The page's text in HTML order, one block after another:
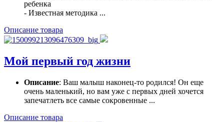
ребенка
- Известная методика ...
Описание товара
Мой первый год жизни
Описание: Ваш малыш наконец-то родился! Он еще
очень маленький, но вам уже с первых дней хочется
запечатлеть все самые сокровенные ...
Описание товара